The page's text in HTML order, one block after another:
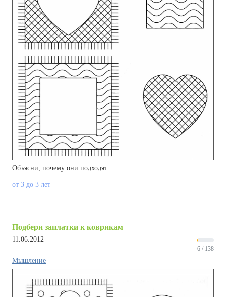
Объясни, почему они подходят.
от 3 до 3 лет
Подбери заплатки к коврикам
11.06.2012
6 / 138
Мышление